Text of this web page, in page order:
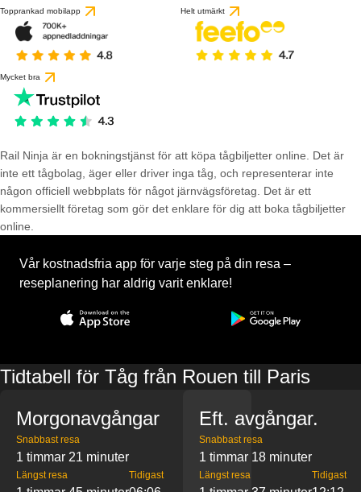
Topprankad mobilapp Helt utmärkt
Mycket bra
Rail Ninja är en bokningstjänst för att köpa tågbiljetter online. Det är
inte ett tågbolag, äger eller driver inga tåg, och representerar inte
någon officiell webbplats för något järnvägsföretag. Det är ett
kommersiellt företag som gör det enklare för dig att boka tågbiljetter
online.
Vår kostnadsfria app för varje steg på din resa –
reseplanering har aldrig varit enklare!
Tidtabell för Tåg från Rouen till Paris
Morgonavgångar
Snabbast resa
1 timmar 21 minuter
Längst resa Tidigast
Eft. avgångar.
Snabbast resa
1 timmar 18 minuter
Längst resa Tidigast
baserat på 1